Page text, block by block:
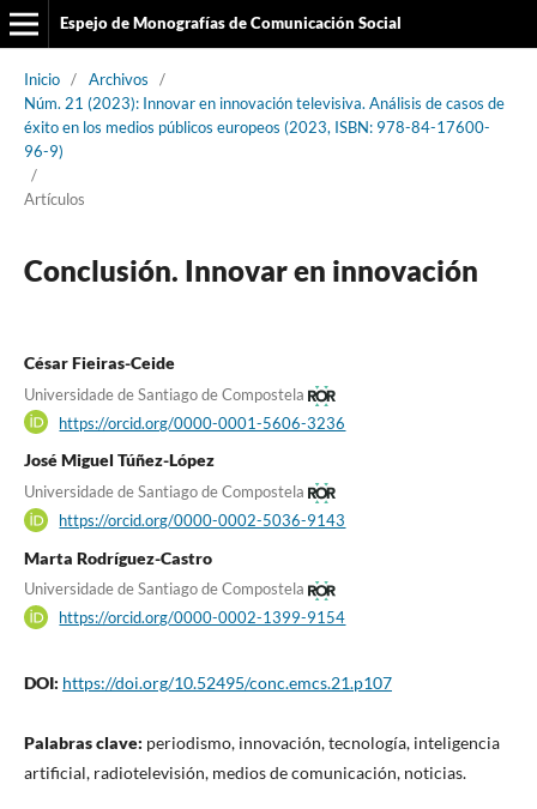
Espejo de Monografías de Comunicación Social
Inicio / Archivos
/
Núm. 21 (2023): Innovar en innovación televisiva. Análisis de casos de
éxito en los medios públicos europeos (2023, ISBN: 978-84-17600-
96-9)
/
Artículos
Conclusión. Innovar en innovación
César Fieiras-Ceide
Universidade de Santiago de Compostela
https://orcid.org/0000-0001-5606-3236
José Miguel Túñez-López
Universidade de Santiago de Compostela
https://orcid.org/0000-0002-5036-9143
Marta Rodríguez-Castro
Universidade de Santiago de Compostela
https://orcid.org/0000-0002-1399-9154
DOI: https://doi.org/10.52495/conc.emcs.21.p107
Palabras clave: periodismo, innovación, tecnología, inteligencia
artificial, radiotelevisión, medios de comunicación, noticias.